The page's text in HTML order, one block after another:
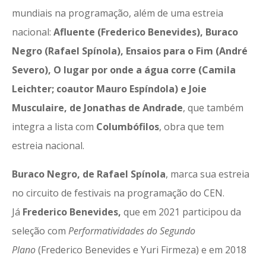
mundiais na programação, além de uma estreia
nacional: Afluente (Frederico Benevides), Buraco
Negro (Rafael Spínola), Ensaios para o Fim (André
Severo), O lugar por onde a água corre (Camila
Leichter; coautor Mauro Espíndola) e Joie
Musculaire, de Jonathas de Andrade, que também
integra a lista com Columbófilos, obra que tem
estreia nacional.
Buraco Negro, de Rafael Spínola, marca sua estreia
no circuito de festivais na programação do CEN.
Já Frederico Benevides, que em 2021 participou da
seleção com Performatividades do Segundo
Plano(Frederico Benevides e Yuri Firmeza) e em 2018